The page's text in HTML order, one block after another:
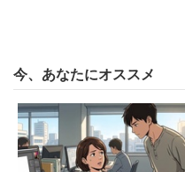
部下が100％ミスをしな
ミスが起きた後に自分が
ロール可能です。コント
今、あなたにオススメ